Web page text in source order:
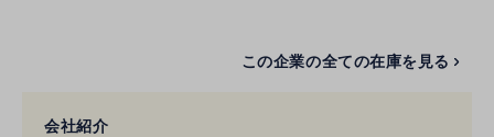
この企業の全ての在庫を見る
会社紹介